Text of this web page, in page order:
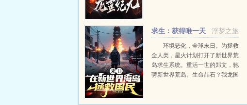
浮梦之旅
求生：获得唯一天
环境恶化，全球末日。为拯救
全人类，星火计划打开了新世界荒
岛求生系统。重活一世的郑文，驰
骋新世界荒岛。生命晶石？我龙国
之...